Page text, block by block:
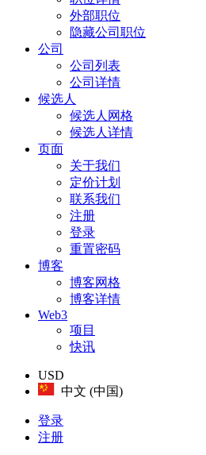
外部职位
隐藏公司职位
公司
公司列表
公司详情
候选人
候选人网格
候选人详情
页面
关于我们
定价计划
联系我们
注册
登录
重置密码
博客
博客网格
博客详情
Web3
项目
快讯
USD
中文 (中国)
登录
注册